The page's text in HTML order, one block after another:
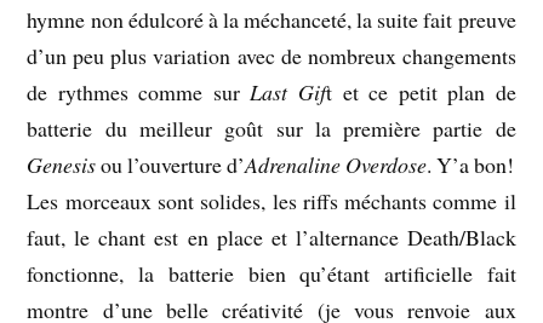
hymne non édulcoré à la méchanceté, la suite fait preuve
d’un peu plus variation avec de nombreux changements
de rythmes comme surLast Gift et ce petit plan de
batterie du meilleur goût sur la première partie de
Genesisou l’ouverture d’Adrenaline Overdose. Y’a bon!
Les morceaux sont solides, les riffs méchants comme il
faut, le chant est en place et l’alternance Death/Black
fonctionne, la batterie bien qu’étant artificielle fait
montre d’une belle créativité (je vous renvoie aux